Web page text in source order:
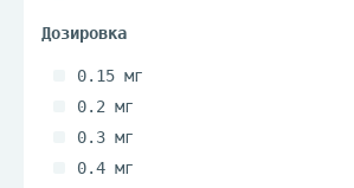
таблетки
0.15 мг
0.2 мг
0.3 мг
0.4 мг